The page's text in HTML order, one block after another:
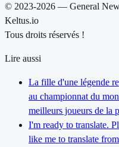
© 2023-2026 — General
Keltus.io
Tous droits réservés !
Lire aussi
La fille d'une légende
au championnat du
meilleurs joueurs de la
I'm ready to translate.
like me to translate